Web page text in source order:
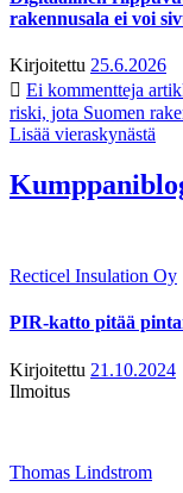
rakennusala ei voi
Kirjoitettu 25.6.2026
Ei kommentteja
riski, jota Suomen
Lisää vieraskynästä
Recticel Insulation Oy
PIR-katto pitää
Kirjoitettu 21.10.2024
Ilmoitus
Thomas Lindstrom